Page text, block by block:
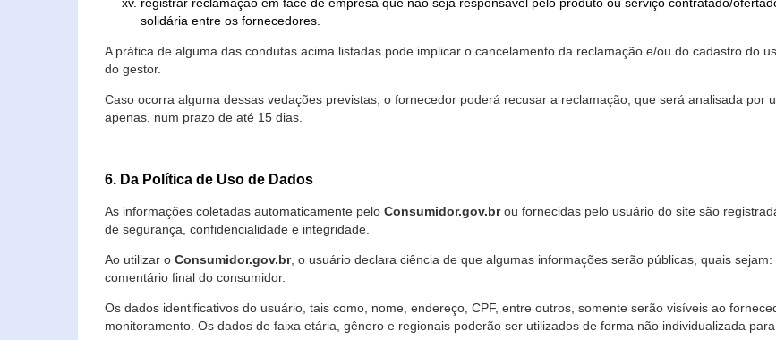
solidária entre os fornecedores.
A prática de alguma das condutas acima listadas pode implicar o cancelamento da reclamação e/ou do cadastro do
do gestor.
Caso ocorra alguma dessas vedações previstas, o fornecedor poderá recusar a reclamação, que será analisada por
apenas, num prazo de até 15 dias.
6. Da Política de Uso de Dados
As informações coletadas automaticamente pelo Consumidor.gov.brou fornecidas pelo usuário do site são
de segurança, confidencialidade e integridade.
Ao utilizar o Consumidor.gov.br, o usuário declara ciência de que algumas informações serão públicas, quais
comentário final do consumidor.
Os dados identificativos do usuário, tais como, nome, endereço, CPF, entre outros, somente serão visíveis ao
monitoramento. Os dados de faixa etária, gênero e regionais poderão ser utilizados de forma não individualizada